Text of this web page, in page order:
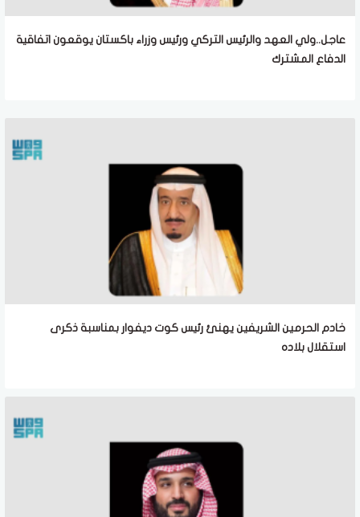
عاجل..ولي العهد والرئيس التركي ورئيس وزراء باكستان يوقعون اتفاقية
الدفاع المشترك
خادم الحرمين الشريفين يهنئ رئيس كوت ديفوار بمناسبة ذكرى
استقلال بلاده